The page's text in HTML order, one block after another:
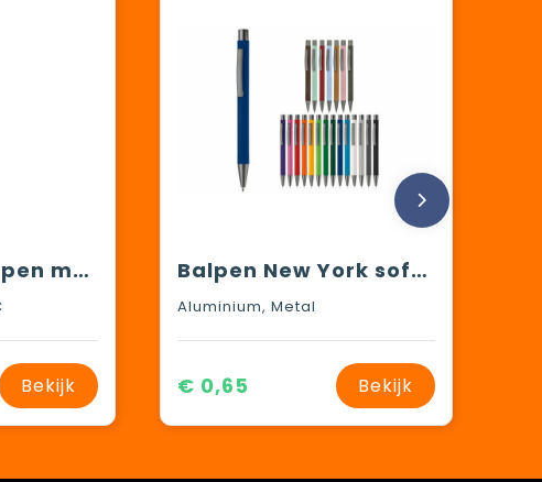
X3 RCS R-ABS pen met smooth touch
Bekijk
Balpen New York soft touch
Aluminium, Metal
€ 0,65 Bekijk